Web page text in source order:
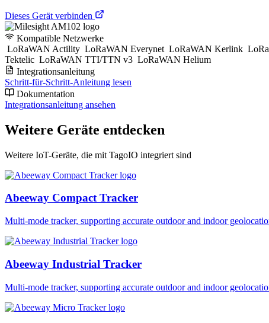
Dieses Gerät verbinden
Kompatible Netzwerke
LoRaWAN Actility LoRaWAN Everynet LoRaWAN Kerlink
Tektelic LoRaWAN TTI/TTN v3 LoRaWAN Helium
Integrationsanleitung
Schritt-für-Schritt-Anleitung lesen
Dokumentation
Integrationsanleitung ansehen
Weitere Geräte entdecken
Weitere IoT-Geräte, die mit TagoIO integriert sind
Abeeway Compact Tracker
Multi-mode tracker, supporting accurate outdoor and indoor
Abeeway Industrial Tracker
Multi-mode tracker, supporting accurate outdoor and indoor